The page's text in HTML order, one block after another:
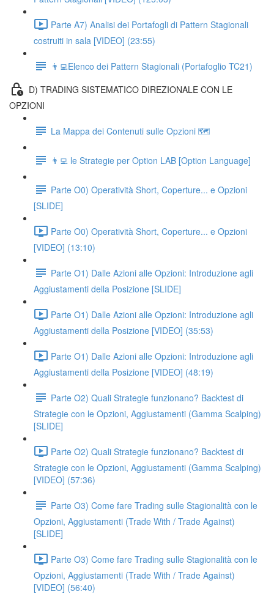
Parte A7) Analisi dei Portafogli di Pattern Stagionali
costruiti in sala [VIDEO] (23:55)
👨‍💻Elenco dei Pattern Stagionali (Portafoglio TC21)
D) TRADING SISTEMATICO DIREZIONALE CON LE
OPZIONI
La Mappa dei Contenuti sulle Opzioni 🗺
👨‍💻 le Strategie per Option LAB [Option Language]
Parte O0) Operatività Short, Coperture... e Opzioni
[SLIDE]
Parte O0) Operatività Short, Coperture... e Opzioni
[VIDEO] (13:10)
Parte O1) Dalle Azioni alle Opzioni: Introduzione agli
Aggiustamenti della Posizione [SLIDE]
Parte O1) Dalle Azioni alle Opzioni: Introduzione agli
Aggiustamenti della Posizione [VIDEO] (35:53)
Parte O1) Dalle Azioni alle Opzioni: Introduzione agli
Aggiustamenti della Posizione [VIDEO] (48:19)
Parte O2) Quali Strategie funzionano? Backtest di
Strategie con le Opzioni, Aggiustamenti (Gamma Scalping)
[SLIDE]
Parte O2) Quali Strategie funzionano? Backtest di
Strategie con le Opzioni, Aggiustamenti (Gamma Scalping)
[VIDEO] (57:36)
Parte O3) Come fare Trading sulle Stagionalità con le
Opzioni, Aggiustamenti (Trade With / Trade Against)
[SLIDE]
Parte O3) Come fare Trading sulle Stagionalità con le
Opzioni, Aggiustamenti (Trade With / Trade Against)
[VIDEO] (56:40)